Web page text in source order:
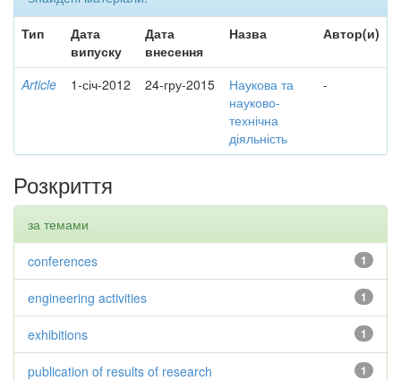
Тип
Дата
випуску
Дата
внесення
Назва Автор(и)
Article 1-січ-2012 24-гру-2015
Наукова та
науково-
технічна
діяльність
-
Розкриття
за темами
1
conferences
1
engineering activities
1
exhibitions
1
publication of results of research